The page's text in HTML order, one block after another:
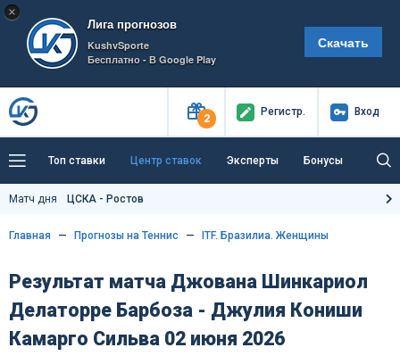
×
Лига прогнозов
KushvSporte
Бесплатно - В Google Play
Скачать
2
Регистр. Вход
Топ ставки Центр ставок Эксперты Бонусы
Тренды Букмекеры
Как тут заработать?
Матч дня ЦСКА - Ростов
Главная Прогнозы на Теннис ITF. Бразилиа. Женщины
Результат матча Джована Шинкариол
Делаторре Барбоза - Джулия Кониши
Камарго Сильва 02 июня 2026